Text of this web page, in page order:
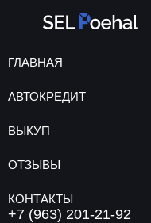
ГЛАВНАЯ
АВТОКРЕДИТ
ВЫКУП
ОТЗЫВЫ
КОНТАКТЫ
+7 (963) 201-21-92